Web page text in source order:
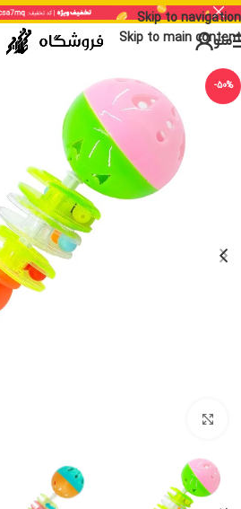
Skip to navigation
Skip to main content
منو
-50%